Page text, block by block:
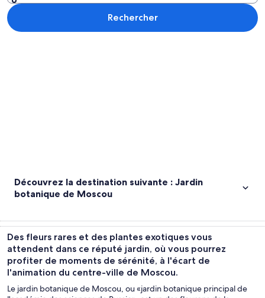
Rechercher
Découvrez la destination suivante : Jardin
botanique de Moscou
Des fleurs rares et des plantes exotiques vous
attendent dans ce réputé jardin, où vous pourrez
profiter de moments de sérénité, à l'écart de
l'animation du centre-ville de Moscou.
Le jardin botanique de Moscou, ou «jardin botanique principal de